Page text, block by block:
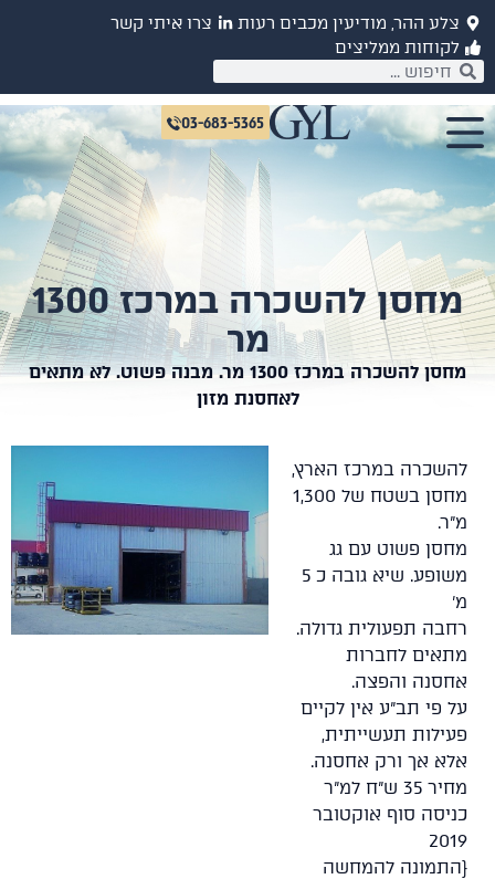
צלע ההר, מודיעין מכבים רעות
צרו איתי קשר
לקוחות ממליצים
03-683-5365
מחסן להשכרה במרכז 1300
מר
מחסן להשכרה במרכז 1300 מר. מבנה פשוט. לא מתאים
לאחסנת מזון
להשכרה במרכז הארץ,
מחסן בשטח של 1,300
מ"ר.
מחסן פשוט עם גג
משופע. שיא גובה כ 5
מ'
רחבה תפעולית גדולה.
מתאים לחברות
אחסנה והפצה.
על פי תב"ע אין לקיים
פעילות תעשייתית,
אלא אך ורק אחסנה.
מחיר 35 ש"ח למ"ר
כניסה סוף אוקטובר
2019
{התמונה להמחשה